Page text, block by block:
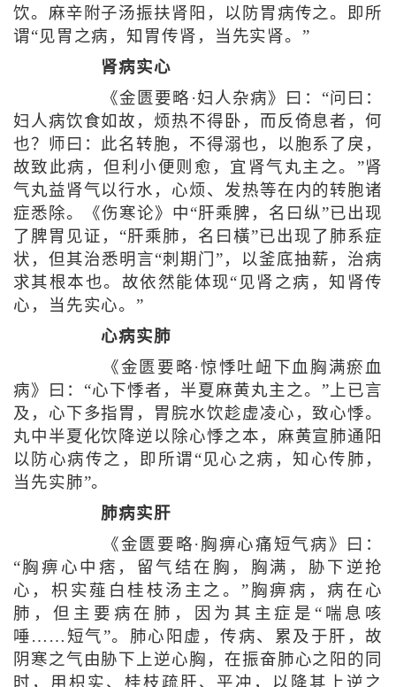
饮。麻辛附子汤振扶肾阳，以防胃病传之。即所
谓“见胃之病，知胃传肾，当先实肾。”
肾病实心
《金匮要略·妇人杂病》曰：“问曰：
妇人病饮食如故，烦热不得卧，而反倚息者，何
也？师曰：此名转胞，不得溺也，以胞系了戾，
故致此病，但利小便则愈，宜肾气丸主之。”肾
气丸益肾气以行水，心烦、发热等在内的转胞诸
症悉除。《伤寒论》中“肝乘脾，名曰纵”已出现
了脾胃见证，“肝乘肺，名曰橫”已出现了肺系症
状，但其治悉明言“刺期门”，以釜底抽薪，治病
求其根本也。故依然能体现“见肾之病，知肾传
心，当先实心。”
心病实肺
《金匮要略·惊悸吐衄下血胸满瘀血
病》曰：“心下悸者，半夏麻黄丸主之。”上已言
及，心下多指胃，胃脘水饮趁虚凌心，致心悸。
丸中半夏化饮降逆以除心悸之本，麻黄宣肺通阳
以防心病传之，即所谓“见心之病，知心传肺，
当先实肺”。
肺病实肝
《金匮要略·胸痹心痛短气病》曰：
“胸痹心中痞，留气结在胸，胸满，胁下逆抢
心，枳实薤白桂枝汤主之。”胸痹病，病在心
肺，但主要病在肺，因为其主症是“喘息咳
唾……短气”。肺心阳虚，传病、累及于肝，故
阴寒之气由胁下上逆心胸，在振奋肺心之阳的同
时，用枳实、桂枝疏肝、平冲，以降其上逆之